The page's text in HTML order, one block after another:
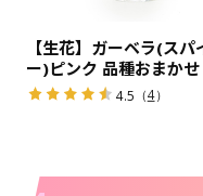
【生花】ガーベラ(スパ
ー)ピンク 品種おまかせ
4.5 （4）